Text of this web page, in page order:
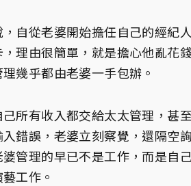
自從老婆開始擔任自己的經紀
理由很簡單，就是擔心他亂花
幾乎都由老婆一手包辦。
所有收入都交給太太管理，甚
錯誤，老婆立刻察覺，還隔空
管理的早已不是工作，而是自
工作。